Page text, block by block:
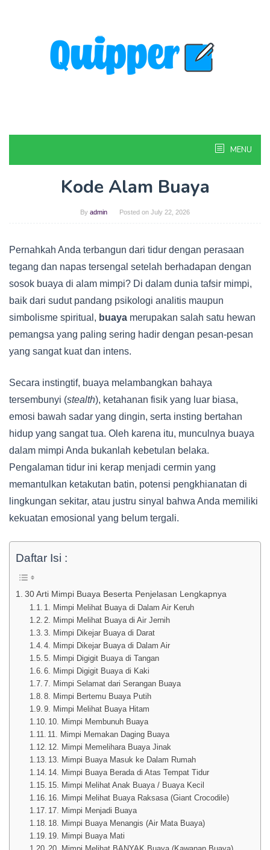
MENU
Kode Alam Buaya
By admin Posted on July 22, 2026
Pernahkah Anda terbangun dari tidur dengan perasaan
tegang dan napas tersengal setelah berhadapan dengan
sosok buaya di alam mimpi? Di dalam dunia tafsir mimpi,
baik dari sudut pandang psikologi analitis maupun
simbolisme spiritual, buaya merupakan salah satu hewan
pemangsa yang paling sering hadir dengan pesan-pesan
yang sangat kuat dan intens.
Secara instingtif, buaya melambangkan bahaya
tersembunyi (stealth), ketahanan fisik yang luar biasa,
emosi bawah sadar yang dingin, serta insting bertahan
hidup yang sangat tua. Oleh karena itu, munculnya buaya
dalam mimpi Anda bukanlah kebetulan belaka.
Pengalaman tidur ini kerap menjadi cermin yang
memantulkan ketakutan batin, potensi pengkhianatan di
lingkungan sekitar, atau justru sinyal bahwa Anda memiliki
kekuatan emosional yang belum tergali.
Daftar Isi :
30 Arti Mimpi Buaya Beserta Penjelasan Lengkapnya
1. Mimpi Melihat Buaya di Dalam Air Keruh
2. Mimpi Melihat Buaya di Air Jernih
3. Mimpi Dikejar Buaya di Darat
4. Mimpi Dikejar Buaya di Dalam Air
5. Mimpi Digigit Buaya di Tangan
6. Mimpi Digigit Buaya di Kaki
7. Mimpi Selamat dari Serangan Buaya
8. Mimpi Bertemu Buaya Putih
9. Mimpi Melihat Buaya Hitam
10. Mimpi Membunuh Buaya
11. Mimpi Memakan Daging Buaya
12. Mimpi Memelihara Buaya Jinak
13. Mimpi Buaya Masuk ke Dalam Rumah
14. Mimpi Buaya Berada di Atas Tempat Tidur
15. Mimpi Melihat Anak Buaya / Buaya Kecil
16. Mimpi Melihat Buaya Raksasa (Giant Crocodile)
17. Mimpi Menjadi Buaya
18. Mimpi Buaya Menangis (Air Mata Buaya)
19. Mimpi Buaya Mati